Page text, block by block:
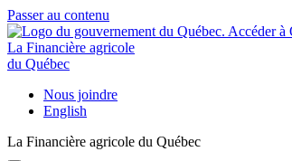
Passer au contenu
La Financière agricole
du Québec
Nous joindre
English
La Financière agricole du Québec